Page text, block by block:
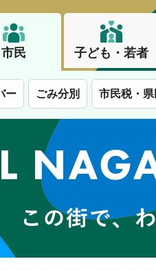
市民 子ども・若者
ー ごみ分別 市民税・
この